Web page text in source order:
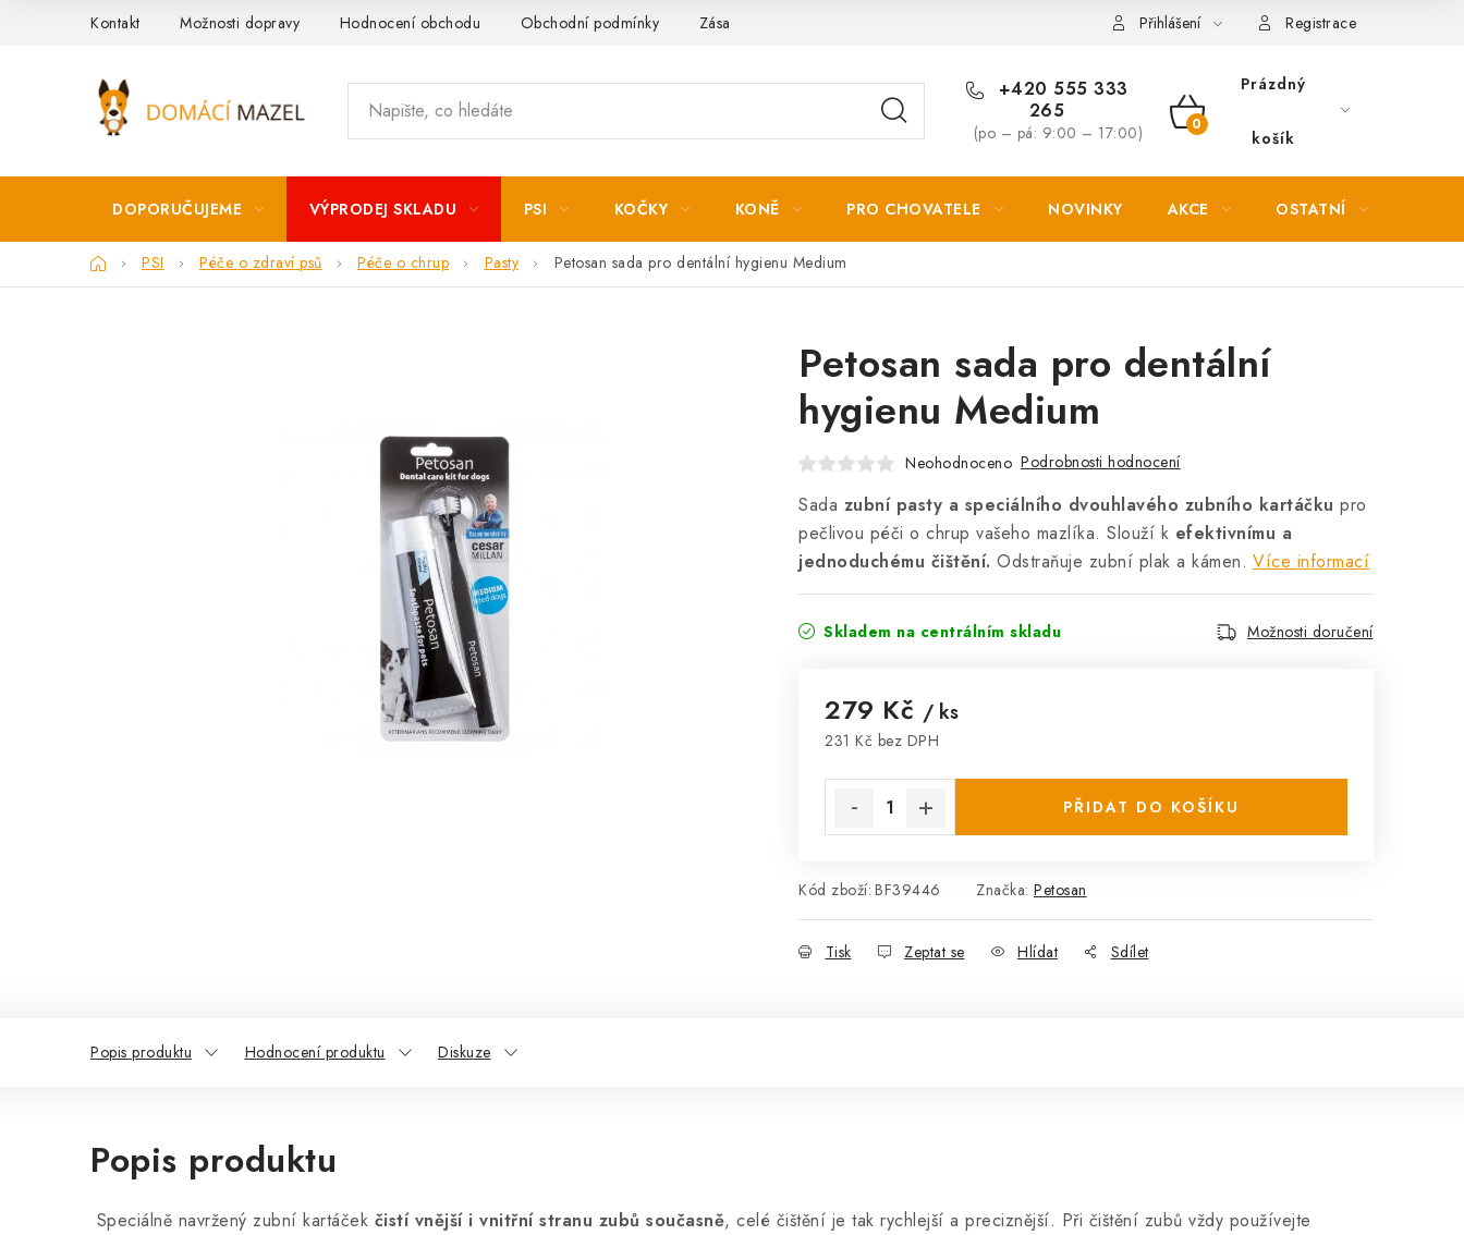
Kontakt Možnosti dopravy Hodnocení obchodu Obchodní podmínky Zásady zpracování osobních údajů Přihlášení Registrace
+420 555 333
265
(po – pá: 9:00 – 17:00)
NÁKUPNÍ
Prázdný
košík
DOPORUČUJEME VÝPRODEJ SKLADU PSI KOČKY KONĚ PRO CHOVATELE NOVINKY AKCE OSTATNÍ
DomůPSI Péče o zdraví psů Péče o chrup Pasty Petosan sada pro dentální hygienu Medium
Petosan sada pro dentální
hygienu Medium
Neohodnoceno Podrobnosti hodnocení
Sada zubní pasty a speciálního dvouhlavého zubního kartáčku pro
pečlivou péči o chrup vašeho mazlíka. Slouží k efektivnímu a
jednoduchému čištění. Odstraňuje zubní plak a kámen. Více informací
Skladem na centrálním skladu Možnosti doručení
279 Kč / ks
231 Kč bez DPH
PŘIDAT DO KOŠÍKU
Kód zboží: BF39446 Značka: Petosan
Tisk Zeptat se Hlídat Sdílet
Popis produktu Hodnocení produktu Diskuze
Popis produktu
Speciálně navržený zubní kartáček čistí vnější i vnitřní stranu zubů současně, celé čištění je tak rychlejší a preciznější. Při čištění zubů vždy používejte